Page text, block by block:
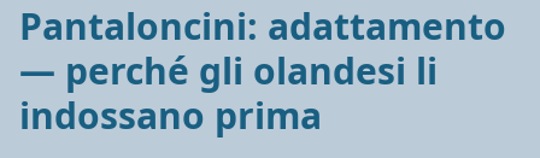
Pantaloncini: adattamento
— perché gli olandesi li
indossano prima